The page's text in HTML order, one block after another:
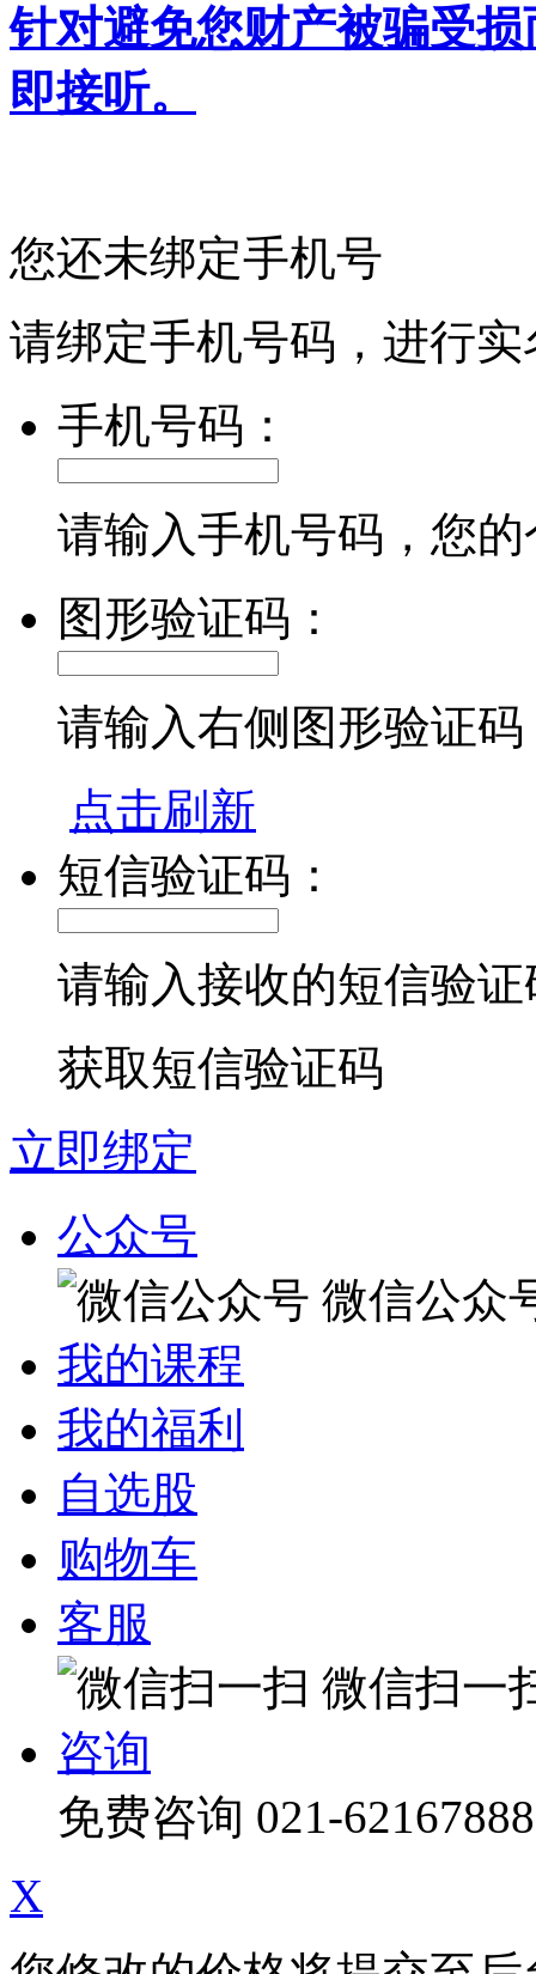
针对避免您财产被骗受
即接听。
您还未绑定手机号
请绑定手机号码，进行
手机号码：
请输入手机号码，您
图形验证码：
请输入右侧图形验证码
点击刷新
短信验证码：
请输入接收的短信验证
获取短信验证码
立即绑定
公众号
微信公众
我的课程
我的福利
自选股
购物车
客服
微信扫一
咨询
免费咨询 021-62167888
X